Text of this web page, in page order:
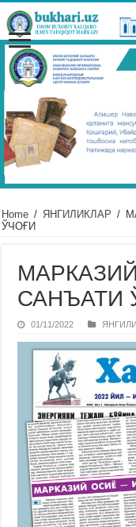
Home / ЯНГИЛИКЛАР /
ЎЧОҒИ
САНЪАТИ
01/11/2022